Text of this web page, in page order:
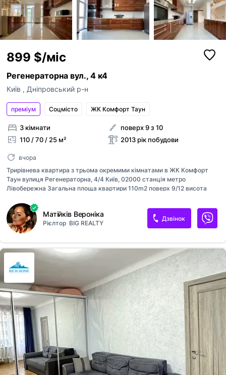
899 $/міс
Регенераторна вул., 4 к4
Київ , Дніпровський р-н
преміум Соцмісто ЖК Комфорт Таун
3 кімнати
110 / 70 / 25 м²
поверх 9 з 10
2013 рік побудови
вчора
Трирівнева квартира з трьома окремими кімнатами в ЖК Комфорт
Таун вулиця Регенераторна, 4/4 Київ, 02000 станція метро
Лівобережна Загальна площа квартири 110m2 поверх 9/12 висота
передпокій за окремими дверима з вбудованою шафою-купе —
санвузол з ванною та бойлером на 100 літрів — кухня з двохдверним
холодильником зі всією необхідною вбудованою технікою
посудомийна та пральна машини, духова плита, електрична варильна
поверхня, мікрохвильова піч, чайник BORK, посуд та столове
приладдя — простора вітальня з високою мансардною стелею на 3
поверхи — кімната для відпочинку з кутовим диваном та телевізором
— сходи — відкрита лоджія — піді...
Матійків Вероніка
Рієлтор BIG REALTY
Дзвінок